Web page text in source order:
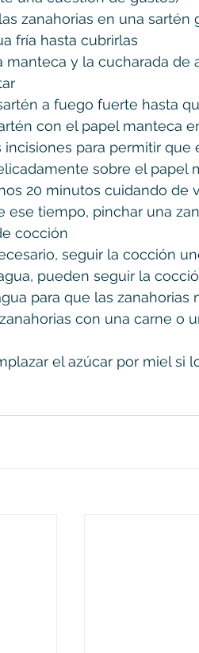
zanahorias en una
fría hasta cubrirlas
manteca y la cucharada de
a fuego fuerte hasta
con el papel manteca
incisiones para permitir que
sobre el papel
20 minutos cuidando de
ese tiempo, pinchar una
cocción
seguir la cocción
pueden seguir la
para que las zanahorias
con una carne o
el azúcar por miel si